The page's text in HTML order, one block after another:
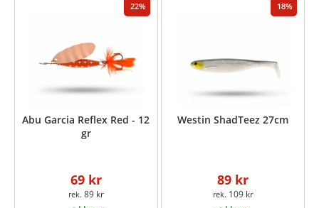
22
Abu Garcia Reflex Red - 12
gr
69 kr
89 kr
18
Westin ShadTeez 27cm
89 kr
109 kr